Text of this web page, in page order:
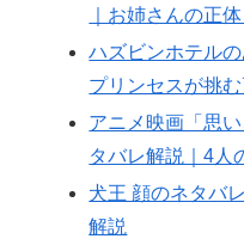
｜お姉さんの正
ハズビンホテル
プリンセスが挑
アニメ映画「思
タバレ解説｜4人
犬王 顔のネタバ
解説